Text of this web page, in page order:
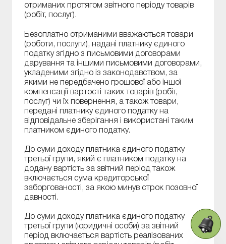
отриманих протягом звітного періоду товарів
(робіт, послуг).
Безоплатно отриманими вважаються товари
(роботи, послуги), надані платнику єдиного
податку згідно з письмовими договорами
дарування та іншими письмовими договорами,
укладеними згідно із законодавством, за
якими не передбачено грошової або іншої
компенсації вартості таких товарів (робіт,
послуг) чи їх повернення, а також товари,
передані платнику єдиного податку на
відповідальне зберігання і використані таким
платником єдиного податку.
До суми доходу платника єдиного податку
третьої групи, який є платником податку на
додану вартість за звітний період також
включається сума кредиторської
заборгованості, за якою минув строк позовної
давності.
До суми доходу платника єдиного податку
третьої групи (юридичні особи) за звітний
період включається вартість реалізованих